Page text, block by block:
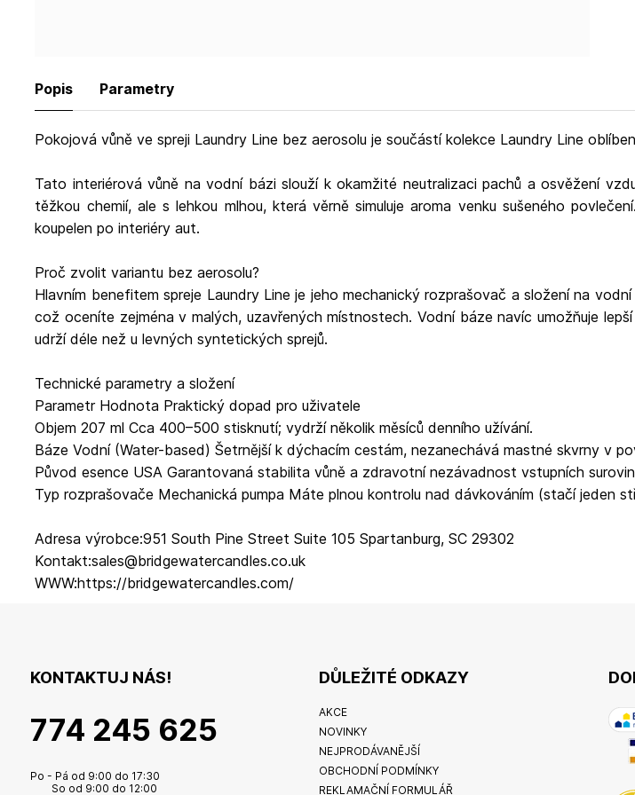
Popis Parametry
Pokojová vůně ve spreji Laundry Line bez aerosolu je součástí kolekce Laundry Line
Tato interiérová vůně na vodní bázi slouží k okamžité neutralizaci pachů a osvěžení
těžkou chemií, ale s lehkou mlhou, která věrně simuluje aroma venku sušeného
koupelen po interiéry aut.
Proč zvolit variantu bez aerosolu?
Hlavním benefitem spreje Laundry Line je jeho mechanický rozprašovač a složení na
což oceníte zejména v malých, uzavřených místnostech. Vodní báze navíc umožňuje
udrží déle než u levných syntetických sprejů.
Technické parametry a složení
Parametr Hodnota Praktický dopad pro uživatele
Objem 207 ml Cca 400–500 stisknutí; vydrží několik měsíců denního užívání.
Báze Vodní (Water-based) Šetrnější k dýchacím cestám, nezanechává mastné skvrny v
Původ esence USA Garantovaná stabilita vůně a zdravotní nezávadnost vstupních
Typ rozprašovače Mechanická pumpa Máte plnou kontrolu nad dávkováním (stačí jeden
Adresa výrobce:951 South Pine Street Suite 105 Spartanburg, SC 29302
Kontakt:sales@bridgewatercandles.co.uk
WWW:https://bridgewatercandles.com/
KONTAKTUJ NÁS!
774 245 625
Po - Pá od 9:00 do 17:30
So od 9:00 do 12:00
DŮLEŽITÉ ODKAZY
AKCE
NOVINKY
NEJPRODÁVANĚJŠÍ
OBCHODNÍ PODMÍNKY
REKLAMAČNÍ FORMULÁŘ